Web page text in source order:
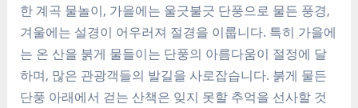
한 계곡 물놀이, 가을에는 울긋불긋 단풍으로 물든 풍경,
겨울에는 설경이 어우러져 절경을 이룹니다. 특히 가을에
는 온 산을 붉게 물들이는 단풍의 아름다움이 절정에 달
하며, 많은 관광객들의 발길을 사로잡습니다. 붉게 물든
단풍 아래에서 걷는 산책은 잊지 못할 추억을 선사할 것